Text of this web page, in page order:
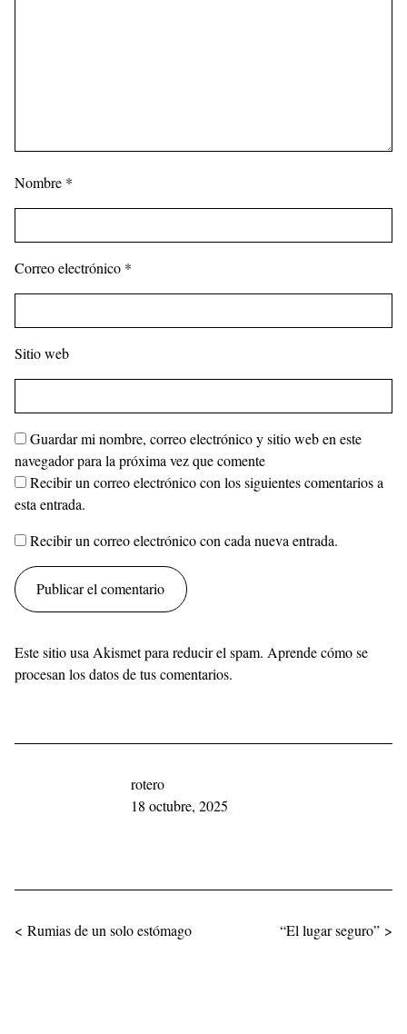
Nombre *
Correo electrónico *
Sitio web
Guardar mi nombre, correo electrónico y sitio web en este
navegador para la próxima vez que comente
Recibir un correo electrónico con los siguientes comentarios a
esta entrada.
Recibir un correo electrónico con cada nueva entrada.
Este sitio usa Akismet para reducir el spam. Aprende cómo se
procesan los datos de tus comentarios.
rotero
18 octubre, 2025
Navegación de entradas
< Rumias de un solo estómago “El lugar seguro” >